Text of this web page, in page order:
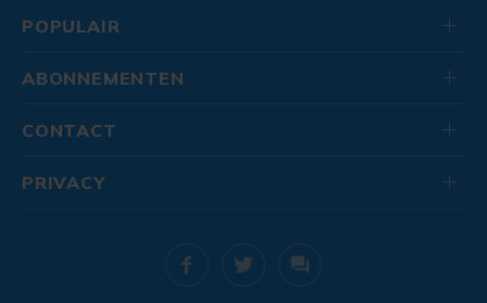
POPULAIR
ABONNEMENTEN
CONTACT
PRIVACY